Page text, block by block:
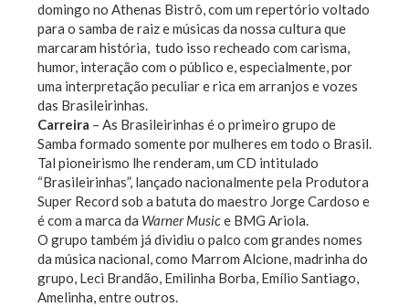
domingo no Athenas Bistrô, com um repertório voltado
para o samba de raiz e músicas da nossa cultura que
marcaram história, tudo isso recheado com carisma,
humor, interação com o público e, especialmente, por
uma interpretação peculiar e rica em arranjos e vozes
das Brasileirinhas.
Carreira – As Brasileirinhas é o primeiro grupo de
Samba formado somente por mulheres em todo o Brasil.
Tal pioneirismo lhe renderam, um CD intitulado
“Brasileirinhas”, lançado nacionalmente pela Produtora
Super Record sob a batuta do maestro Jorge Cardoso e
é com a marca da Warner Musice BMG Ariola.
O grupo também já dividiu o palco com grandes nomes
da música nacional, como Marrom Alcione, madrinha do
grupo, Leci Brandão, Emilinha Borba, Emílio Santiago,
Amelinha, entre outros.